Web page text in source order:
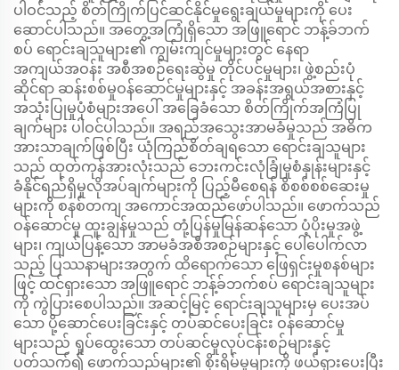
ပါဝင်သည့် စိတ်ကြိုက်ပြင်ဆင်နိုင်မှုရွေးချယ်မှုများကို ပေး
ဆောင်ပါသည်။ အတွေ့အကြုံရှိသော အဖြူရောင် ဘန့်ခ်ဘက်
စပ် ရောင်းချသူများ၏ ကျွမ်းကျင်မှုများတွင် နေရာ
အကျယ်အဝန်း အစီအစဉ်ရေးဆွဲမှု တိုင်ပင်မှုများ၊ ဖွဲ့စည်းပုံ
ဆိုင်ရာ ဆန်းစစ်မှုဝန်ဆောင်မှုများနှင့် အခန်းအရွယ်အစားနှင့်
အသုံးပြုမှုပုံစံများအပေါ် အခြေခံသော စိတ်ကြိုက်အကြံပြု
ချက်များ ပါဝင်ပါသည်။ အရည်အသွေးအာမခံမှုသည် အဓိက
အားသာချက်ဖြစ်ပြီး ယုံကြည်စိတ်ချရသော ရောင်းချသူများ
သည် ထုတ်ကုန်အားလုံးသည် ဘေးကင်းလုံခြုံမှုစံနှုန်းများနှင့်
ခံနိုင်ရည်ရှိမှုလိုအပ်ချက်များကို ပြည့်မီစေရန် စိစစ်စစ်ဆေးမှု
များကို စနစ်တကျ အကောင်အထည်ဖော်ပါသည်။ ဖောက်သည်
ဝန်ဆောင်မှု ထူးချွန်မှုသည် တုံ့ပြန်မှုမြန်ဆန်သော ပံ့ပိုးမှုအဖွဲ့
များ၊ ကျယ်ပြန့်သော အာမခံအစီအစဉ်များနှင့် ပေါ်ပေါက်လာ
သည့် ပြဿနာများအတွက် ထိရောက်သော ဖြေရှင်းမှုစနစ်များ
ဖြင့် ထင်ရှားသော အဖြူရောင် ဘန့်ခ်ဘက်စပ် ရောင်းချသူများ
ကို ကွဲပြားစေပါသည်။ အဆင့်မြင့် ရောင်းချသူများမှ ပေးအပ်
သော ပို့ဆောင်ပေးခြင်းနှင့် တပ်ဆင်ပေးခြင်း ဝန်ဆောင်မှု
များသည် ရှုပ်ထွေးသော တပ်ဆင်မှုလုပ်ငန်းစဉ်များနှင့်
ပတ်သက်၍ ဖောက်သည်များ၏ စိုးရိမ်မှုများကို ဖယ်ရှားပေးပြီး